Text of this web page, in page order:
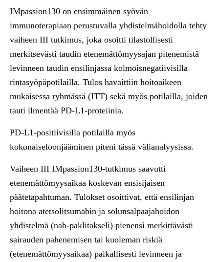
IMpassion130 on ensimmäinen syövän
immunoterapiaan perustuvalla yhdistelmähoidolla tehty
vaiheen III tutkimus, joka osoitti tilastollisesti
merkitsevästi taudin etenemättömyysajan pitenemistä
levinneen taudin ensilinjassa kolmoisnegatiivisilla
rintasyöpäpotilailla. Tulos havaittiin hoitoaikeen
mukaisessa ryhmässä (ITT) sekä myös potilailla, joiden
tauti ilmentää PD-L1-proteiinia.
PD-L1-positiivisilla potilailla myös
kokonaiseloonjääminen piteni tässä välianalyysissa.
Vaiheen III IMpassion130-tutkimus saavutti
etenemättömyysaikaa koskevan ensisijaisen
päätetapahtuman. Tulokset osoittivat, että ensilinjan
hoitona atetsolitsumabin ja solunsalpaajahoidon
yhdistelmä (nab-paklitakseli) pienensi merkittävästi
sairauden pahenemisen tai kuoleman riskiä
(etenemättömyysaikaa) paikallisesti levinneen ja